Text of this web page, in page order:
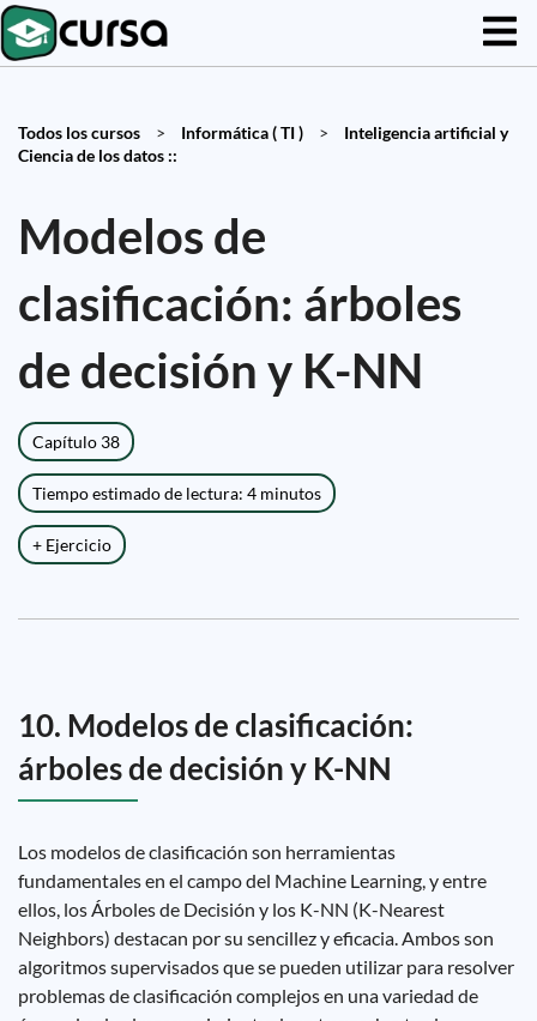
Todos los cursos > Informática ( TI ) >
Inteligencia artificial y
Ciencia de los datos ::
Modelos de
clasificación: árboles
de decisión y K-NN
Capítulo 38
Tiempo estimado de lectura: 4 minutos
+ Ejercicio
10. Modelos de clasificación:
árboles de decisión y K-NN
Los modelos de clasificación son herramientas
fundamentales en el campo del Machine Learning, y entre
ellos, los Árboles de Decisión y los K-NN (K-Nearest
Neighbors) destacan por su sencillez y eficacia. Ambos son
algoritmos supervisados ​​que se pueden utilizar para resolver
problemas de clasificación complejos en una variedad de